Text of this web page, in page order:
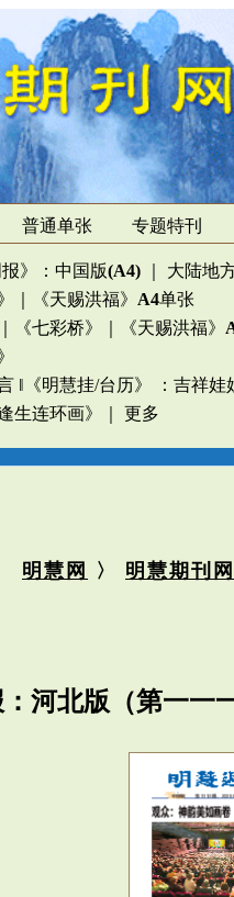
普通单张 专题特刊
》 ： 中国版(A4) 大陆地
《天赐洪福》 A4单张
《七彩桥》 《天赐洪福》
‖ 《明慧挂/台历》 ： 吉祥娃
生连环画》
更多
明慧网 〉 明慧期刊网
河北版（第一一